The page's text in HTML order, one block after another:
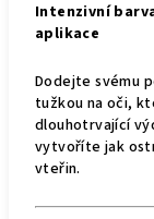
Intenzivní
aplikace
Dodejte svému
tužkou na oči,
dlouhotrvající
vytvoříte jak
vteřin.